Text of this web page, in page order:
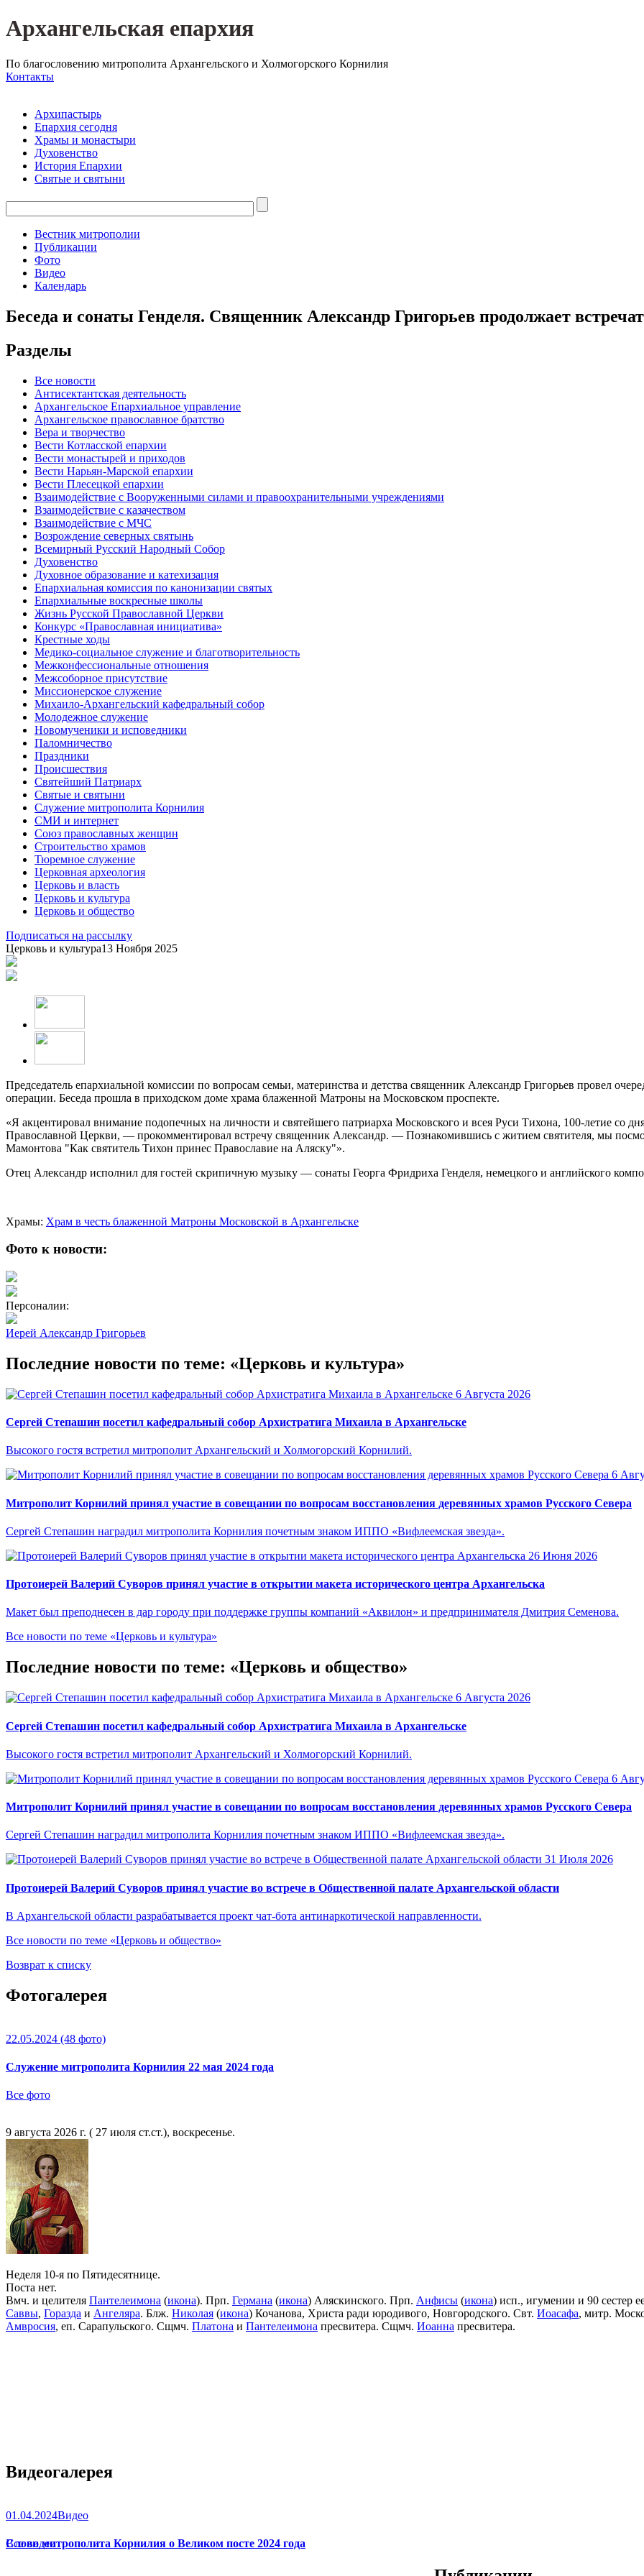
Архангельская епархия
По благословению митрополита Архангельского и Холмогорского Корнилия
Контакты
Архипастырь
Епархия сегодня
Храмы и монастыри
Духовенство
История Епархии
Святые и святыни
Вестник митрополии
Публикации
Фото
Видео
Календарь
Беседа и сонаты Генделя. Священник Александр Григорьев продолжает
Разделы
Все новости
Антисектантская деятельность
Архангельское Епархиальное управление
Архангельское православное братство
Вера и творчество
Вести Котласской епархии
Вести монастырей и приходов
Вести Нарьян-Марской епархии
Вести Плесецкой епархии
Взаимодействие с Вооруженными силами и правоохранительными учреждениями
Взаимодействие с казачеством
Взаимодействие с МЧС
Возрождение северных святынь
Всемирный Русский Народный Собор
Духовенство
Духовное образование и катехизация
Епархиальная комиссия по канонизации святых
Епархиальные воскресные школы
Жизнь Русской Православной Церкви
Конкурс «Православная инициатива»
Крестные ходы
Медико-социальное служение и благотворительность
Межконфессиональные отношения
Межсоборное присутствие
Миссионерское служение
Михаило-Архангельский кафедральный собор
Молодежное служение
Новомученики и исповедники
Паломничество
Праздники
Происшествия
Святейший Патриарх
Святые и святыни
Служение митрополита Корнилия
СМИ и интернет
Союз православных женщин
Строительство храмов
Тюремное служение
Церковная археология
Церковь и власть
Церковь и культура
Церковь и общество
Подписаться на рассылку
Церковь и культура13 Ноября 2025
Председатель епархиальной комиссии по вопросам семьи, материнства и детства священник Александр Григорьев провел
операции. Беседа прошла в приходском доме храма блаженной Матроны на Московском проспекте.
«Я акцентировал внимание подопечных на личности и святейшего патриарха Московского и всея Руси Тихона, 100-летие со
Православной Церкви, — прокомментировал встречу священник Александр. — Познакомившись с житием святителя, мы
Мамонтова "Как святитель Тихон принес Православие на Аляску"».
Отец Александр исполнил для гостей скрипичную музыку — сонаты Георга Фридриха Генделя, немецкого и английского
Храмы: Храм в честь блаженной Матроны Московской в Архангельске
Фото к новости:
Персоналии:
Иерей Александр Григорьев
Последние новости по теме: «Церковь и культура»
6 Августа 2026
Сергей Степашин посетил кафедральный собор Архистратига Михаила в Архангельске
Высокого гостя встретил митрополит Архангельский и Холмогорский Корнилий.
6
Митрополит Корнилий принял участие в совещании по вопросам восстановления деревянных храмов Русского Севера
Сергей Степашин наградил митрополита Корнилия почетным знаком ИППО «Вифлеемская звезда».
26 Июня 2026
Протоиерей Валерий Суворов принял участие в открытии макета исторического центра Архангельска
Макет был преподнесен в дар городу при поддержке группы компаний «Аквилон» и предпринимателя Дмитрия Семенова.
Все новости по теме «Церковь и культура»
Последние новости по теме: «Церковь и общество»
6 Августа 2026
Сергей Степашин посетил кафедральный собор Архистратига Михаила в Архангельске
Высокого гостя встретил митрополит Архангельский и Холмогорский Корнилий.
6
Митрополит Корнилий принял участие в совещании по вопросам восстановления деревянных храмов Русского Севера
Сергей Степашин наградил митрополита Корнилия почетным знаком ИППО «Вифлеемская звезда».
31 Июля 2026
Протоиерей Валерий Суворов принял участие во встрече в Общественной палате Архангельской области
В Архангельской области разрабатывается проект чат-бота антинаркотической направленности.
Все новости по теме «Церковь и общество»
Возврат к списку
Фотогалерея
22.05.2024 (48 фото)
Служение митрополита Корнилия 22 мая 2024 года
Все фото
9 августа 2026 г. ( 27 июля ст.ст.), воскресенье.
Неделя 10-я по Пятидесятнице.
Поста нет.
Вмч. и целителя Пантелеимона (икона). Прп. Германа (икона) Аляскинского. Прп. Анфисы (икона) исп., игумении и 90 сестер
Саввы, Горазда и Ангеляра. Блж. Николая (икона) Кочанова, Христа ради юродивого, Новгородского. Свт. Иоасафа, митр.
Амвросия, еп. Сарапульского. Сщмч. Платона и Пантелеимона пресвитера. Сщмч. Иоанна пресвитера.
Видеогалерея
01.04.2024Видео
Слово митрополита Корнилия о Великом посте 2024 года
Все видео